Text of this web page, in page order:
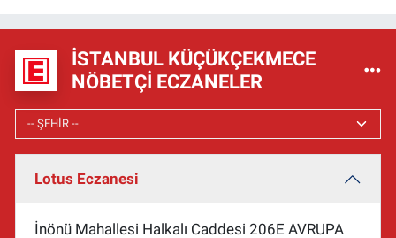
İSTANBUL KÜÇÜKÇEKMECE
NÖBETÇI ECZANELER
Lotus Eczanesi
İnönü Mahallesi Halkalı Caddesi 206E AVRUPA